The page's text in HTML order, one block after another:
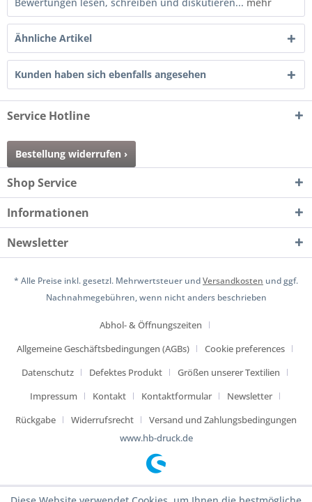
Ähnliche Artikel
Kunden haben sich ebenfalls angesehen
Service Hotline
Bestellung widerrufen ›
Shop Service
Informationen
Newsletter
* Alle Preise inkl. gesetzl. Mehrwertsteuer undVersandkosten und ggf.
Nachnahmegebühren, wenn nicht anders beschrieben
Abhol- & Öffnungszeiten
Allgemeine Geschäftsbedingungen (AGBs)
Cookie preferences
Datenschutz
Defektes Produkt
Größen unserer Textilien
Impressum
Kontakt Kontaktformular
Newsletter
Rückgabe
Widerrufsrecht
Versand und Zahlungsbedingungen
www.hb-druck.de